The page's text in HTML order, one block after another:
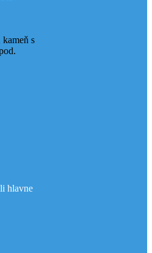
s
hlavne